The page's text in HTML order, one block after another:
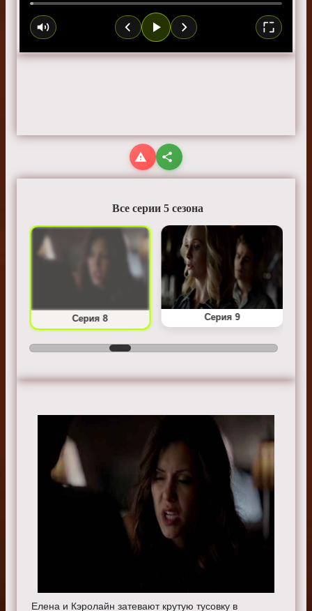
Все серии 5 сезона
Серия 8 Серия 9
Елена и Кэролайн затевают крутую тусовку в